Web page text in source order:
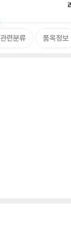
관련분류 품목정보